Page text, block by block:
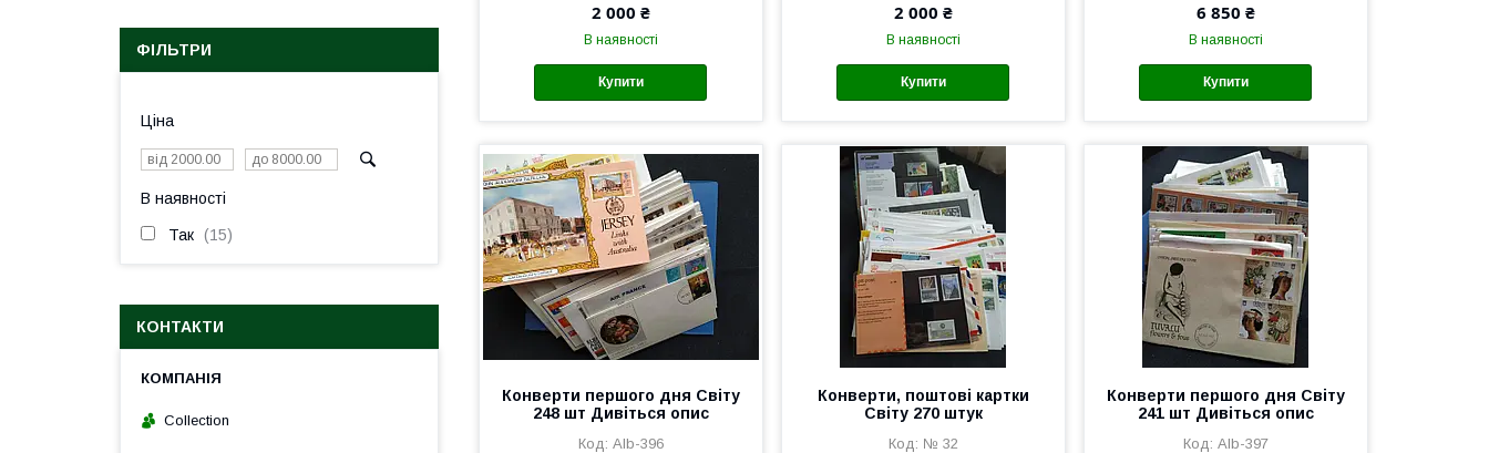
2 000 ₴
В наявності
Купити
2 000 ₴
В наявності
Купити
6 850 ₴
В наявності
Купити
Конверти першого дня Світу
248 шт Дивіться опис
Alb-396
Конверти, поштові картки
Світу 270 штук
№ 32
Конверти першого дня Світу
241 шт Дивіться опис
Alb-397
ФІЛЬТРИ
Ціна
В наявності
Так 15
КОНТАКТИ
Collection